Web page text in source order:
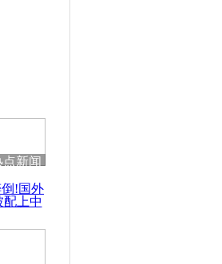
点新闻
!国外
配上中